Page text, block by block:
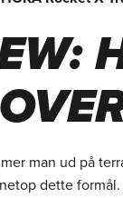
man ud på
dette